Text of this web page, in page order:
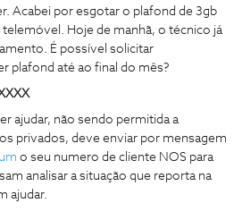
Acabei por esgotar o plafond de 3gb
Hoje de manhã, o técnico já
É possível solicitar
plafond até ao final do mês?
ajudar, não sendo permitida a
privados, deve enviar por mensagem
o seu numero de cliente NOS para
analisar a situação que reporta na
ajudar.